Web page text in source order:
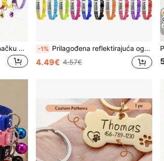
Personalizirana ogrlica za mačku od mekog kadifa s uzglavljom zvonca i ID oznakom za kućnog ljubimca, prilagodljiva s imenom ljubimca i brojem telefona, ogrlica protiv gubitka mačke, poklon za ljubitelje kućnih ljubimaca -1% Prilagođena reflektirajuća ogrlica za mačke sa zvonom i sigurnosnom kopčom - Mogućnost prilagodbe identifikacijske oznake protiv gubitka - Pogodno za mačiće i odrasle mačke
4.49€ 4.57€